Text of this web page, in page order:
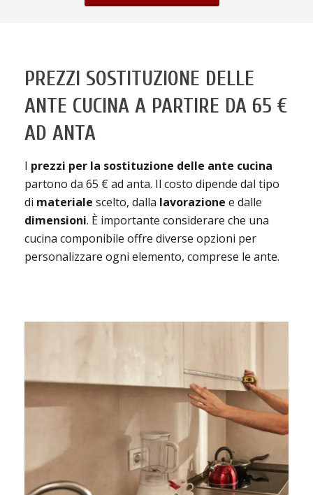
PREZZI SOSTITUZIONE DELLE
ANTE CUCINA A PARTIRE DA 65 €
AD ANTA
I prezzi per la sostituzione delle ante cucina
partono da 65 € ad anta. Il costo dipende dal tipo
di materiale scelto, dalla lavorazione e dalle
dimensioni. È importante considerare che una
cucina componibile offre diverse opzioni per
personalizzare ogni elemento, comprese le ante.